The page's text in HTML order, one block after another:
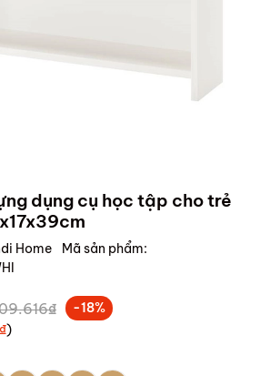
dụng cụ học tập cho trẻ
Home
Mã sản phẩm:
-18%
)